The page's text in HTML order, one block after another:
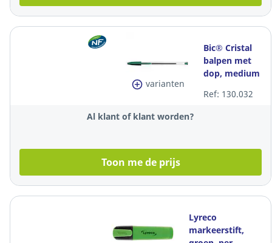
varianten
Bic® Cristal
balpen met
dop, medium
per stuk
Ref: 130.032
Al klant of klant worden?
Toon me de prijs
Lyreco
markeerstift,